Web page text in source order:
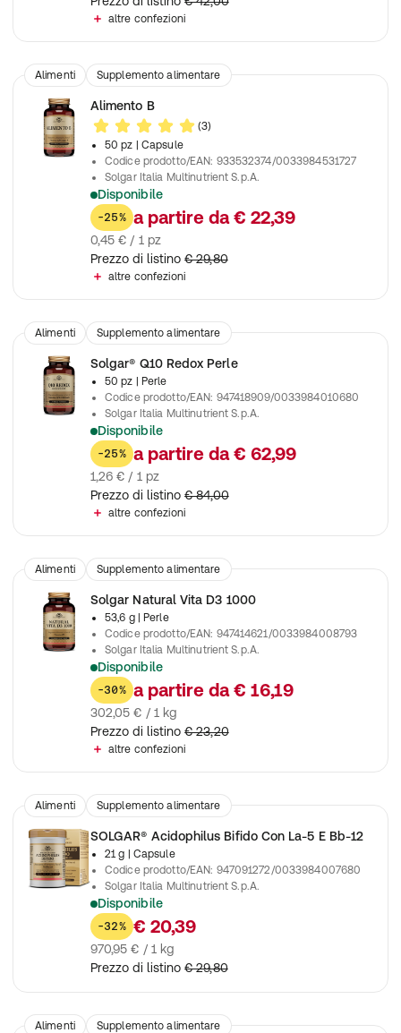
altre confezioni
Alimenti Supplemento alimentare
Alimento B
(3)
50 pz
| Capsule
Codice prodotto/EAN: 933532374/0033984531727
Solgar Italia Multinutrient S.p.A.
Disponibile
Contribuisce alla riduzione di stanchezza e affaticamento
-25% a partire da € 22,39
0,45 € / 1 pz
Prezzo di listino € 29,80
altre confezioni
Alimenti Supplemento alimentare
Solgar® Q10 Redox Perle
50 pz
| Perle
Codice prodotto/EAN: 947418909/0033984010680
Solgar Italia Multinutrient S.p.A.
Disponibile
Favorisce la produzione di energia cellulare e contribuisce a
-25% a partire da € 62,99
1,26 € / 1 pz
Prezzo di listino € 84,00
altre confezioni
Alimenti Supplemento alimentare
Solgar Natural Vita D3 1000
53,6 g
| Perle
Codice prodotto/EAN: 947414621/0033984008793
Solgar Italia Multinutrient S.p.A.
Disponibile
Contribuisce alla normale funzione del sistema immunitario
-30% a partire da € 16,19
302,05 € / 1 kg
Prezzo di listino € 23,20
altre confezioni
Alimenti Supplemento alimentare
SOLGAR® Acidophilus Bifido Con La-5 E Bb-12
21 g
| Capsule
Codice prodotto/EAN: 947091272/0033984007680
Solgar Italia Multinutrient S.p.A.
Disponibile
Favorisce l'equilibrio della flora intestinale.
-32% € 20,39
970,95 € / 1 kg
Prezzo di listino € 29,80
Alimenti Supplemento alimentare